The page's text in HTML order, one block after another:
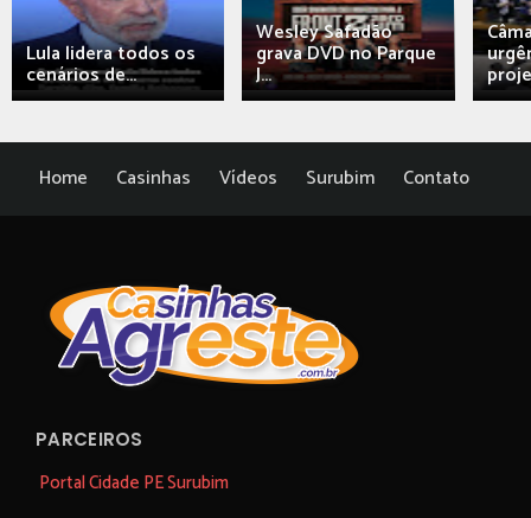
Lula lidera todos os
cenários de...
Wesley Safadão
grava DVD no Parque
J...
Home Casinhas Vídeos Surubim Contato
PARCEIROS
Portal Cidade PE Surubim